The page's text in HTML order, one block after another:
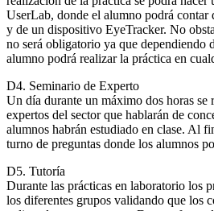
UserLab, donde el alumno podrá contar
y de un dispositivo EyeTracker. No
no será obligatorio ya que dependiendo
alumno podrá realizar la práctica en
D4. Seminario de Experto
Un día durante un máximo dos horas se
expertos del sector que hablarán de
alumnos habrán estudiado en clase. Al
turno de preguntas donde los alumnos
D5. Tutoría
Durante las prácticas en laboratorio los
los diferentes grupos validando que los